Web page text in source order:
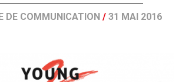
DE COMMUNICATION/ 31 MAI 2016